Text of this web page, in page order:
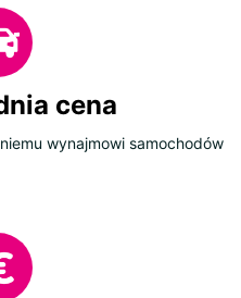
cena
wynajmowi samochodów